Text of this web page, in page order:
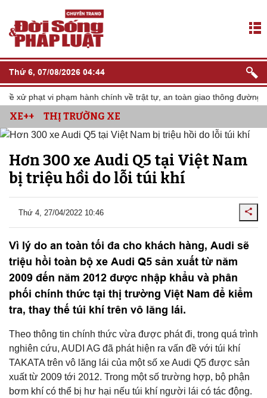
Thứ 6, 07/08/2026 04:44
xử phạt vi phạm hành chính về trật tự, an toàn giao thông đường bộ
XE++ THỊ TRƯỜNG XE
Hơn 300 xe Audi Q5 tại Việt Nam
bị triệu hồi do lỗi túi khí
Thứ 4, 27/04/2022 10:46
Vì lý do an toàn tối đa cho khách hàng, Audi sẽ
triệu hồi toàn bộ xe Audi Q5 sản xuất từ năm
2009 đến năm 2012 được nhập khẩu và phân
phối chính thức tại thị trường Việt Nam để kiểm
tra, thay thế túi khí trên vô lăng lái.
Theo thông tin chính thức vừa được phát đi, trong quá trình
nghiên cứu, AUDI AG đã phát hiện ra vấn đề với túi khí
TAKATA trên vô lăng lái của một số xe Audi Q5 được sản
xuất từ 2009 tới 2012. Trong một số trường hợp, bộ phận
bơm khí có thể bị hư hại nếu túi khí người lái có tác động.